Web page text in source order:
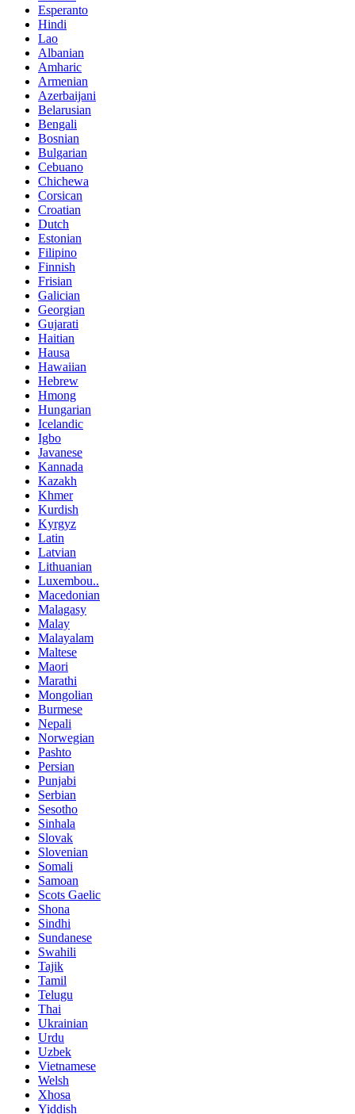
Esperanto
Hindi
Lao
Albanian
Amharic
Armenian
Azerbaijani
Belarusian
Bengali
Bosnian
Bulgarian
Cebuano
Chichewa
Corsican
Croatian
Dutch
Estonian
Filipino
Finnish
Frisian
Galician
Georgian
Gujarati
Haitian
Hausa
Hawaiian
Hebrew
Hmong
Hungarian
Icelandic
Igbo
Javanese
Kannada
Kazakh
Khmer
Kurdish
Kyrgyz
Latin
Latvian
Lithuanian
Luxembou..
Macedonian
Malagasy
Malay
Malayalam
Maltese
Maori
Marathi
Mongolian
Burmese
Nepali
Norwegian
Pashto
Persian
Punjabi
Serbian
Sesotho
Sinhala
Slovak
Slovenian
Somali
Samoan
Scots Gaelic
Shona
Sindhi
Sundanese
Swahili
Tajik
Tamil
Telugu
Thai
Ukrainian
Urdu
Uzbek
Vietnamese
Welsh
Xhosa
Yiddish